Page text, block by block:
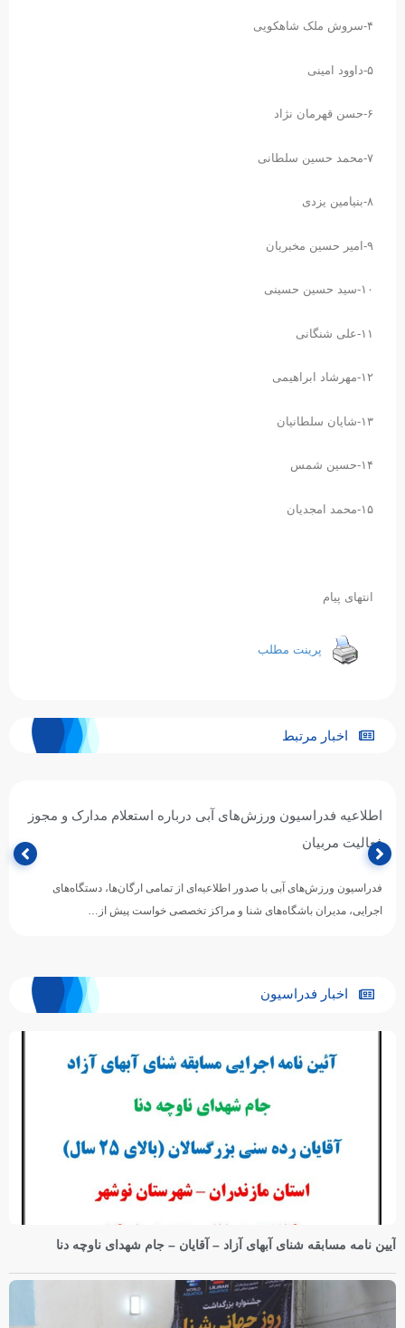
۴-سروش ملک شاهکویی
۵-داوود امینی
۶-حسن قهرمان نژاد
۷-محمد حسین سلطانی
۸-بنیامین یزدی
۹-امیر حسین مخبریان
۱۰-سید حسین حسینی
۱۱-علی شنگانی
۱۲-مهرشاد ابراهیمی
۱۳-شایان سلطانیان
۱۴-حسین شمس
۱۵-محمد امجدیان
انتهای پیام
پرینت مطلب
اخبار مرتبط
اطلاعیه فدراسیون ورزش‌های آبی درباره استعلام مدارک و مجوز
فعالیت مربیان
فدراسیون ورزش‌های آبی با صدور اطلاعیه‌ای از تمامی ارگان‌ها، دستگاه‌های
اجرایی، مدیران باشگاه‌های شنا و مراکز تخصصی خواست پیش از…
اخبار فدراسیون
آیین نامه مسابقه شنای آبهای آزاد – آقایان – جام شهدای ناوچه دنا